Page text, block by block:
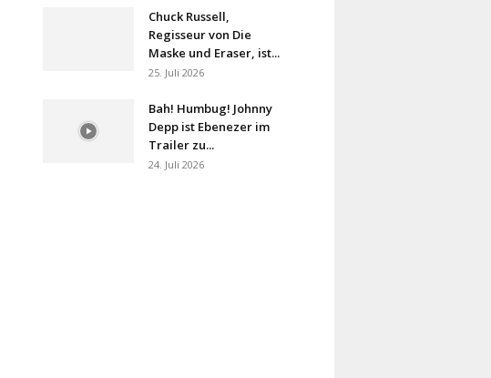
Chuck Russell,
Regisseur von Die
Maske und Eraser, ist...
25. Juli 2026
Bah! Humbug! Johnny
Depp ist Ebenezer im
Trailer zu...
24. Juli 2026